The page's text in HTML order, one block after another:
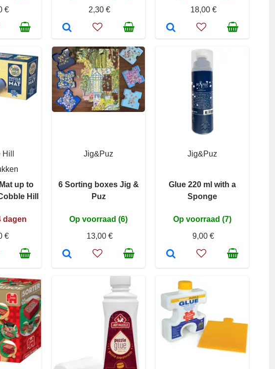
€
2,30 €
18,00 €
up to
Hill
dagen
€
Jig&Puz
6 Sorting boxes Jig &
Puz
Op voorraad (6)
13,00 €
Jig&Puz
Glue 220 ml with a
Sponge
Op voorraad (7)
9,00 €